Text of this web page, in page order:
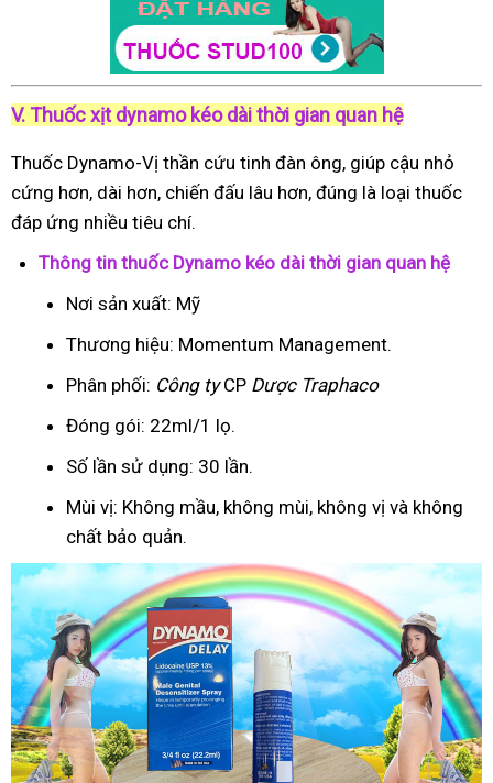
V. Thuốc xịt dynamo kéo dài thời gian quan hệ
Thuốc Dynamo-Vị thần cứu tinh đàn ông, giúp cậu nhỏ
cứng hơn, dài hơn, chiến đấu lâu hơn, đúng là loại thuốc
đáp ứng nhiều tiêu chí.
Thông tin thuốc Dynamo kéo dài thời gian quan hệ
Nơi sản xuất: Mỹ
Thương hiệu: Momentum Management.
Phân phối: Công tyCP Dược Traphaco
Đóng gói: 22ml/1 lọ.
Số lần sử dụng: 30 lần.
Mùi vị: Không mầu, không mùi, không vị và không
chất bảo quản.